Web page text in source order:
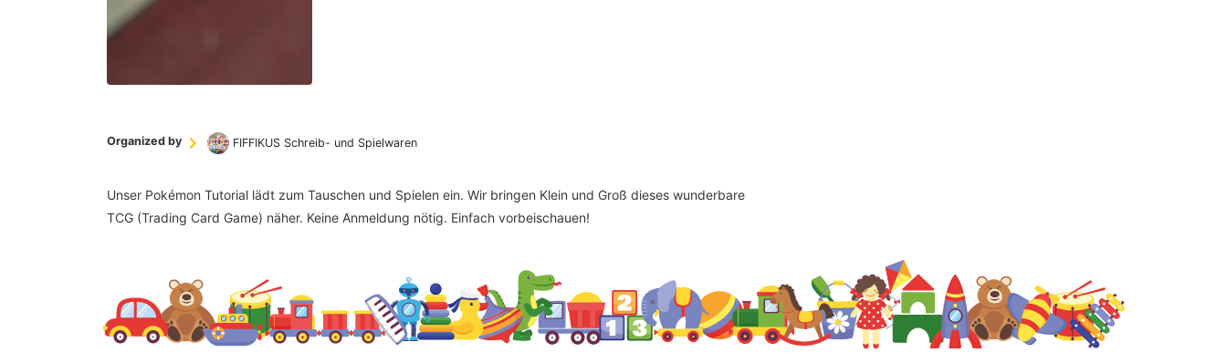
Organized by FIFFIKUS Schreib- und Spielwaren
Unser Pokémon Tutorial lädt zum Tauschen und Spielen ein. Wir bringen Klein und Groß dieses wunderbare
TCG (Trading Card Game) näher. Keine Anmeldung nötig. Einfach vorbeischauen!